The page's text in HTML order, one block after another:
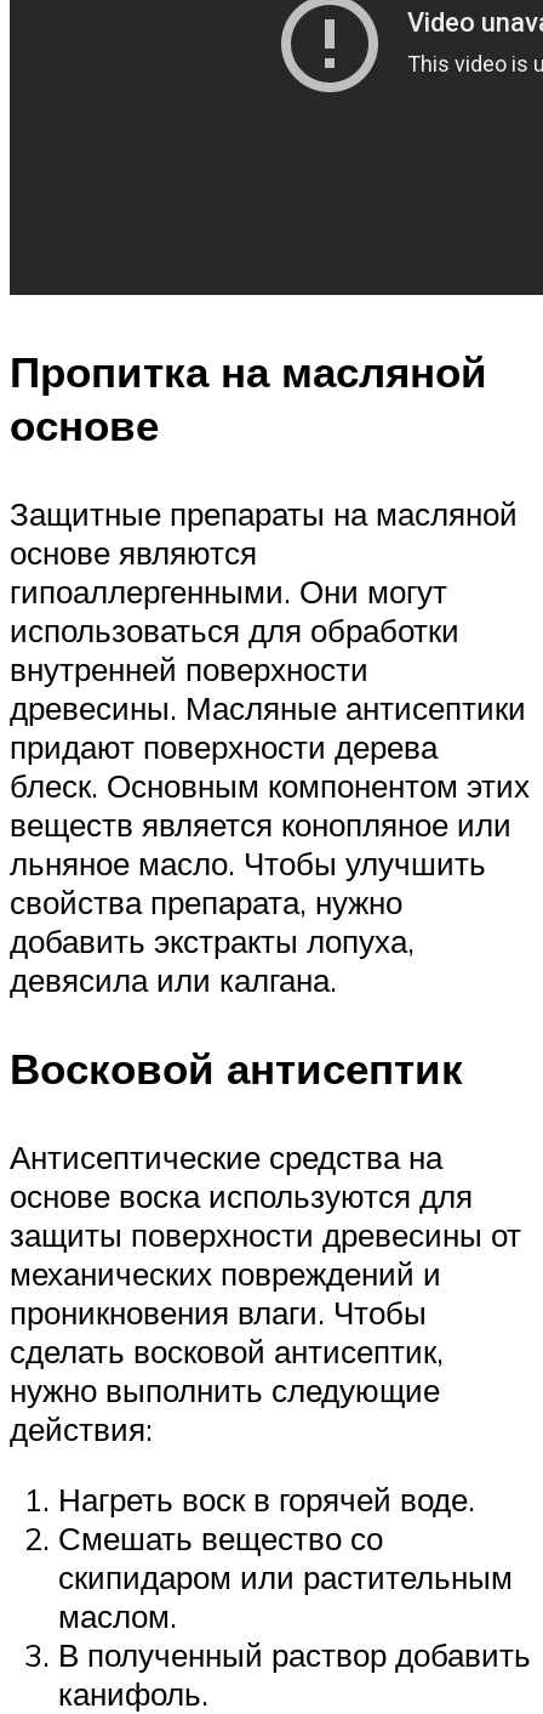
Пропитка на масляной
основе
Защитные препараты на масляной
основе являются
гипоаллергенными. Они могут
использоваться для обработки
внутренней поверхности
древесины. Масляные антисептики
придают поверхности дерева
блеск. Основным компонентом этих
веществ является конопляное или
льняное масло. Чтобы улучшить
свойства препарата, нужно
добавить экстракты лопуха,
девясила или калгана.
Восковой антисептик
Антисептические средства на
основе воска используются для
защиты поверхности древесины от
механических повреждений и
проникновения влаги. Чтобы
сделать восковой антисептик,
нужно выполнить следующие
действия:
Нагреть воск в горячей воде.
Смешать вещество со
скипидаром или растительным
маслом.
В полученный раствор добавить
канифоль.